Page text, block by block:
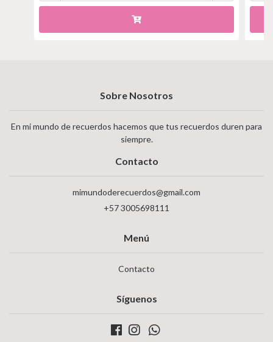
Sobre Nosotros
En mi mundo de recuerdos hacemos que tus recuerdos duren para
siempre.
Contacto
mimundoderecuerdos@gmail.com
+57 3005698111
Menú
Contacto
Síguenos